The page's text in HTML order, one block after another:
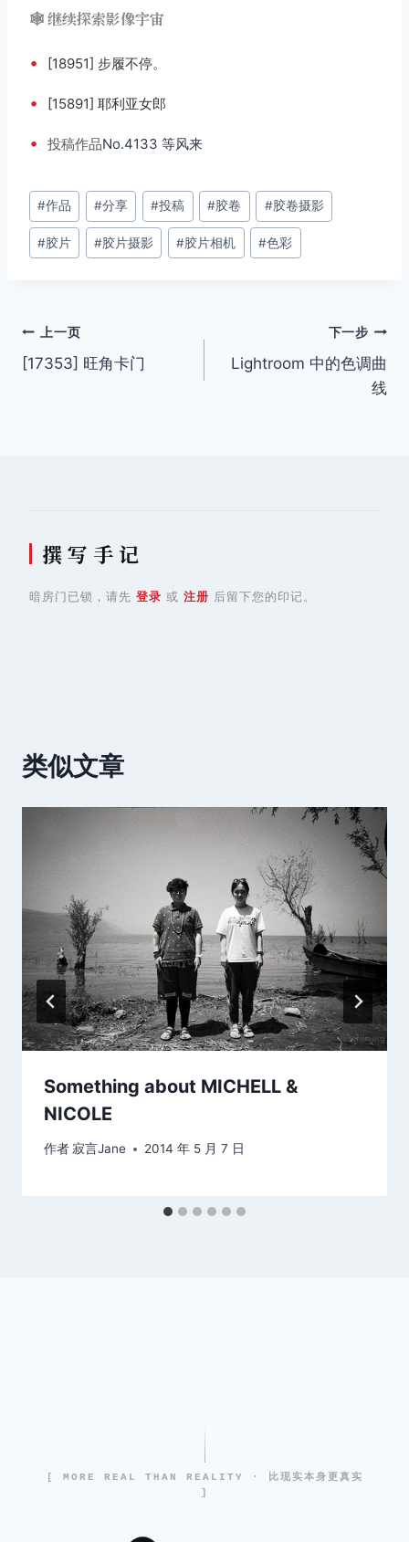
🕸️ 继续探索影像宇宙
• [18951] 步履不停。
• [15891] 耶利亚女郎
• 投稿作品No.4133 等风来
文
章
标
#作品 #分享 #投稿 #胶卷 #胶卷摄影
#胶片 #胶片摄影 #胶片相机 #色彩
文
章
上一页
[17353] 旺角卡门
下一步
Lightroom 中的色调曲
线
撰 写 手 记
暗房门已锁，请先 登录 或 注册 后留下您的印记。
类似文章
Something about MICHELL &
NICOLE
作者寂言Jane 2014 年 5 月 7 日
[ MORE REAL THAN REALITY · 比现实本身更真实
]